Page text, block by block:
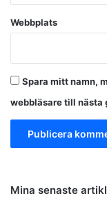
Webbplats
Spara mitt namn,
webbläsare till nästa
Mina senaste